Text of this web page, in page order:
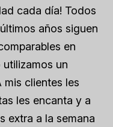
cada día! Todos
años siguen
en
un
mis clientes les
les encanta y a
extra a la semana